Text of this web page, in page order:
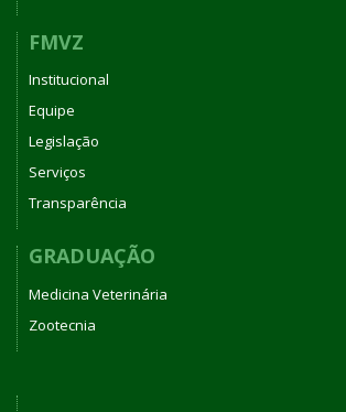
FMVZ
Institucional
Equipe
Legislação
Serviços
Transparência
GRADUAÇÃO
Medicina Veterinária
Zootecnia